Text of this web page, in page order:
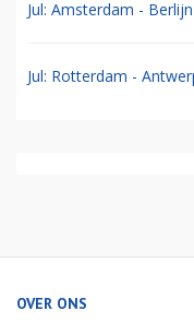
Jul: Amsterdam -
Jul: Rotterdam -
OVER ONS